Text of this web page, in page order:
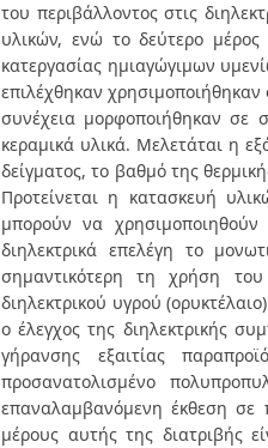
του περιβάλλοντος στις
υλικών, ενώ το δεύτερο
κατεργασίας ημιαγώγιμων
επιλέχθηκαν
συνέχεια μορφοποιήθηκαν σε
κεραμικά υλικά. Μελετάται η
δείγματος, το βαθμό της
Προτείνεται η κατασκευή
μπορούν να χρησιμοποιηθούν
διηλεκτρικά επελέγη το
σημαντικότερη τη χρήση
διηλεκτρικού υγρού
ο έλεγχος της διηλεκτρικής
γήρανσης εξαιτίας
προσανατολισμένο
επαναλαμβανόμενη έκθεση σε
μέρους αυτής της διατριβής